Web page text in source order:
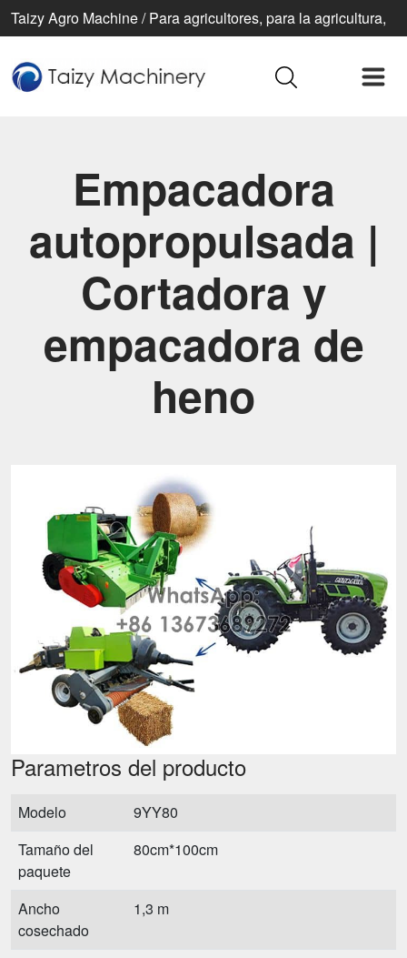
Taizy Agro Machine / Para agricultores, para la agricultura,
Empacadora
autopropulsada |
Cortadora y
empacadora de
heno
Parametros del producto
Modelo
9YY80
Tamaño del
paquete
80cm*100cm
Ancho
cosechado
1,3 m